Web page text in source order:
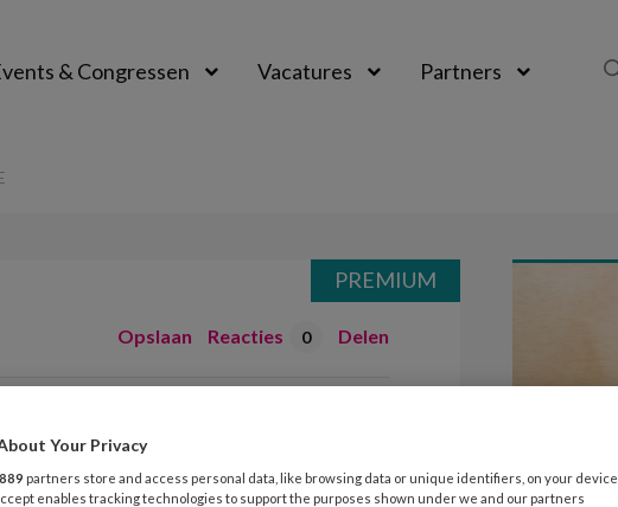
& Congressen Vacatures Partners
Opslaan Reacties 0 Delen
actie
PREMIUM
Your Privacy
889 partners store and access personal data, like browsing data or unique identifiers, on your device.
enables tracking technologies to support the purposes shown under we and our partners